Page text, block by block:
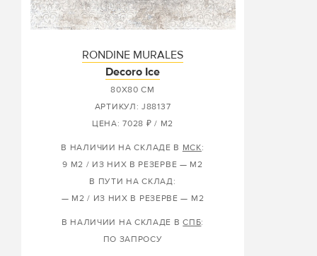
RONDINE MURALES
Decoro Ice
80X80 СМ
АРТИКУЛ: J88137
ЦЕНА: 7028 ₽ / М2
В НАЛИЧИИ НА СКЛАДЕ В МСК:
9 М2 / ИЗ НИХ В РЕЗЕРВЕ — М2
В ПУТИ НА СКЛАД:
— М2 / ИЗ НИХ В РЕЗЕРВЕ — М2
В НАЛИЧИИ НА СКЛАДЕ ВСПБ:
ПО ЗАПРОСУ